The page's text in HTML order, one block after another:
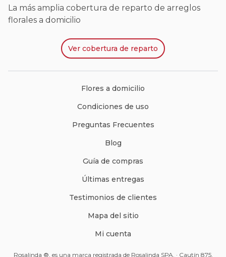
La más amplia cobertura de reparto de arreglos
florales a domicilio
Ver cobertura de reparto
Flores a domicilio
Condiciones de uso
Preguntas Frecuentes
Blog
Guía de compras
Últimas entregas
Testimonios de clientes
Mapa del sitio
Mi cuenta
Rosalinda ®, es una marca registrada de Rosalinda SPA. · Cautín 875,